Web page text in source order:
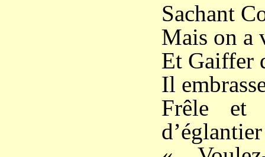
Sachant
Mais on a
Et Gaiffer
Il
Frêle et